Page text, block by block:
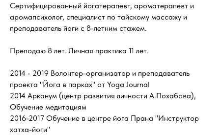
Сертифицированный йогатерапевт, ароматерапевт и
аромапсихолог, специалист по тайскому массажу и
преподаватель йоги с 8-летним стажем.
Преподаю 8 лет. Личная практика 11 лет.
2014 - 2019 Волонтер-организатор и преподаватель
проекта "Йога в парках" от Yoga Journal
2014 Арканум (центр развития личности А.Похабова),
Обучение медитациям
2016-2017 Обучение в центре йога Прана "Инструктор
хатха-йоги"